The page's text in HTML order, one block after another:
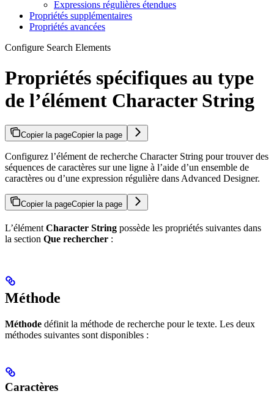
Expressions régulières étendues
Propriétés supplémentaires
Propriétés avancées
Configure Search Elements
Propriétés spécifiques au type
de l’élément Character String
Copier la pageCopier la page
Configurez l’élément de recherche Character String pour trouver des
séquences de caractères sur une ligne à l’aide d’un ensemble de
caractères ou d’une expression régulière dans Advanced Designer.
Copier la pageCopier la page
L’élément Character String possède les propriétés suivantes dans
la section Que rechercher :
Méthode
Méthode définit la méthode de recherche pour le texte. Les deux
méthodes suivantes sont disponibles :
Caractères